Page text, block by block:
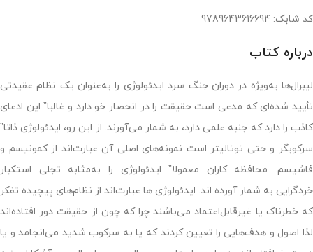
کد شابک: 9789643616694
درباره کتاب
لیبرال‌ها به‌ویژه در دوران جنگ سرد ایدئولوژی را به‌عنوان یک نظام عقیدتی
تأیید شده‌ای که مدعی است حقیقت را در انحصار خو دارد و غالبا” این ادعای
کاذب را دارد که جنبه علمی دارد، به شمار می‌آورند. از این رو، ایدئولوژی ذاتا”
سرکوبگر و حتی توتالیتر است نمونه‌های اصلی آن عبارت‌اند از کمونیسم و
فاشیسم. محافظه کاران معمولا” ایدئولوژی را به‌مثابه تجلی استکبار
خردگرایی به شمار آورده اند. ایدئولوژی ها عبارت‌اند از نظام‌های پیچیده تفکر
که خطرناک یا غیر‌قابل‌اعتماد می‌باشند چرا که چون از حقیقت دور افتاده‌اند
لذا اصول و هدف‌هایی را تعیین کردند که یا به سرکوب شدید می‌انجامد و یا